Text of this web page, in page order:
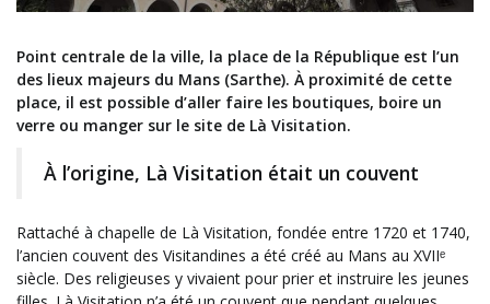
Point centrale de la ville, la place de la République est l’un
des lieux majeurs du Mans (Sarthe). À proximité de cette
place, il est possible d’aller faire les boutiques, boire un
verre ou manger sur le site de Là Visitation.
À l’origine, Là Visitation était un couvent
Rattaché à chapelle de Là Visitation, fondée entre 1720 et 1740,
l’ancien couvent des Visitandines a été créé au Mans au XVIIᵉ
siècle. Des religieuses y vivaient pour prier et instruire les jeunes